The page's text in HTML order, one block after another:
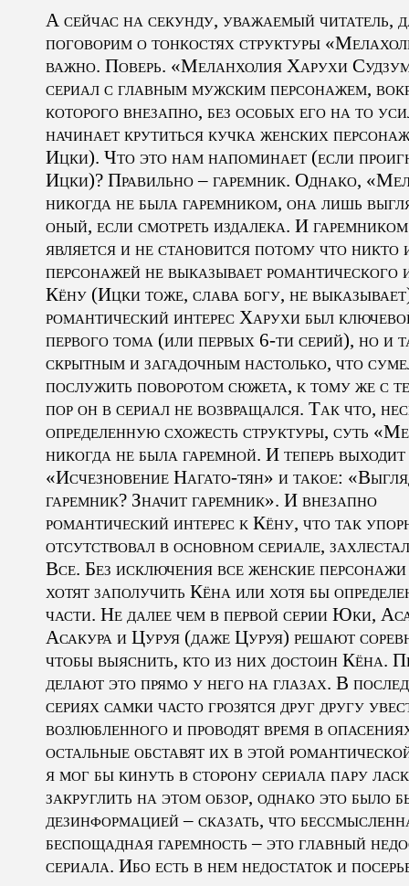
А сейчас на секунду, уважаемый читатель,
поговорим о тонкостях структуры
важно. Поверь. «Меланхолия Харухи
сериал с главным мужским персонажем,
которого внезапно, без особых его на то
начинает крутиться кучка женских
Ицки). Что это нам напоминает (если
Ицки)? Правильно – гаремник. Однако,
никогда не была гаремником, она лишь
оный, если смотреть издалека. И
является и не становится потому что никто
персонажей не выказывает романтического
Кёну (Ицки тоже, слава богу, не
романтический интерес Харухи был
первого тома (или первых 6-ти серий), но и
скрытным и загадочным настолько, что
послужить поворотом сюжета, к тому же с
пор он в сериал не возвращался. Так что,
определенную схожесть структуры, суть
никогда не была гаремной. И теперь выходит
«Исчезновение Нагато-тян» и такое:
гаремник? Значит гаремник». И внезапно
романтический интерес к Кёну, что так
отсутствовал в основном сериале,
Все. Без исключения все женские персонажи
хотят заполучить Кёна или хотя бы
части. Не далее чем в первой серии Юки,
Асакура и Цуруя (даже Цуруя) решают
чтобы выяснить, кто из них достоин Кёна.
делают это прямо у него на глазах. В
сериях самки часто грозятся друг другу
возлюбленного и проводят время в
остальные обставят их в этой
я мог бы кинуть в сторону сериала пару
закруглить на этом обзор, однако это было
дезинформацией – сказать, что
беспощадная гаремность – это главный
сериала. Ибо есть в нем недостаток и